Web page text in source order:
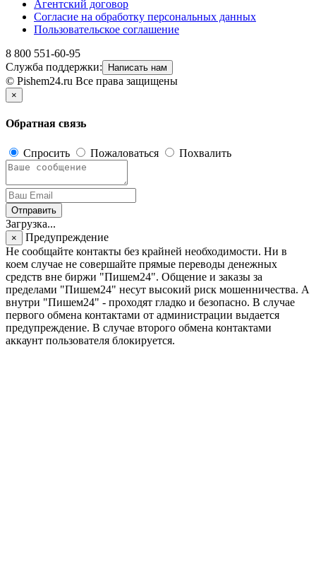
Агентский договор
Согласие на обработку персональных данных
Пользовательское соглашение
8 800 551-60-95
Служба поддержки:
Написать нам
© Pishem24.ru Все права защищены
×
Обратная связь
Спросить Пожаловаться Похвалить
Отправить
Загрузка...
×
Предупреждение
Не сообщайте контакты без крайней необходимости. Ни в
коем случае не совершайте прямые переводы денежных
средств вне биржи "Пишем24". Общение и заказы за
пределами "Пишем24" несут высокий риск мошенничества. А
внутри "Пишем24" - проходят гладко и безопасно. В случае
первого обмена контактами от администрации выдается
предупреждение. В случае второго обмена контактами
аккаунт пользователя блокируется.